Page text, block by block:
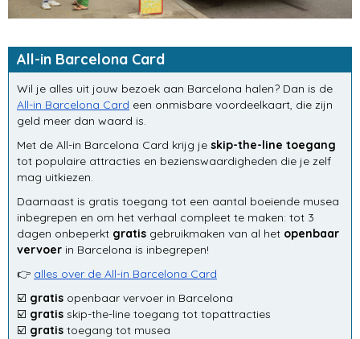
All-in Barcelona Card
Wil je alles uit jouw bezoek aan Barcelona halen? Dan is de
All-in Barcelona Card een onmisbare voordeelkaart, die zijn
geld meer dan waard is.
Met de All-in Barcelona Card krijg je skip-the-line toegang
tot populaire attracties en bezienswaardigheden die je zelf
mag uitkiezen.
Daarnaast is gratis toegang tot een aantal boeiende musea
inbegrepen en om het verhaal compleet te maken: tot 3
dagen onbeperkt gratis gebruikmaken van al het openbaar
vervoer in Barcelona is inbegrepen!
👉 alles over de All-in Barcelona Card
☑️ gratis openbaar vervoer in Barcelona
☑️ gratis skip-the-line toegang tot topattracties
☑️ gratis toegang tot musea